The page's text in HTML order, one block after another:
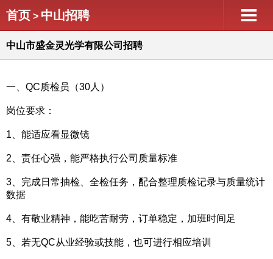
首页 > 中山招聘
中山市盛金灵光学有限公司招聘
一、QC质检员（30人）
岗位要求：
1、能适应看显微镜
2、责任心强，能严格执行公司质量标准
3、完成日常抽检、全检任务，配合整理质检记录与质量统计
数据
4、有敬业精神，能吃苦耐劳，订单稳定，加班时间足
5、若无QC从业经验或技能，也可进行相应培训